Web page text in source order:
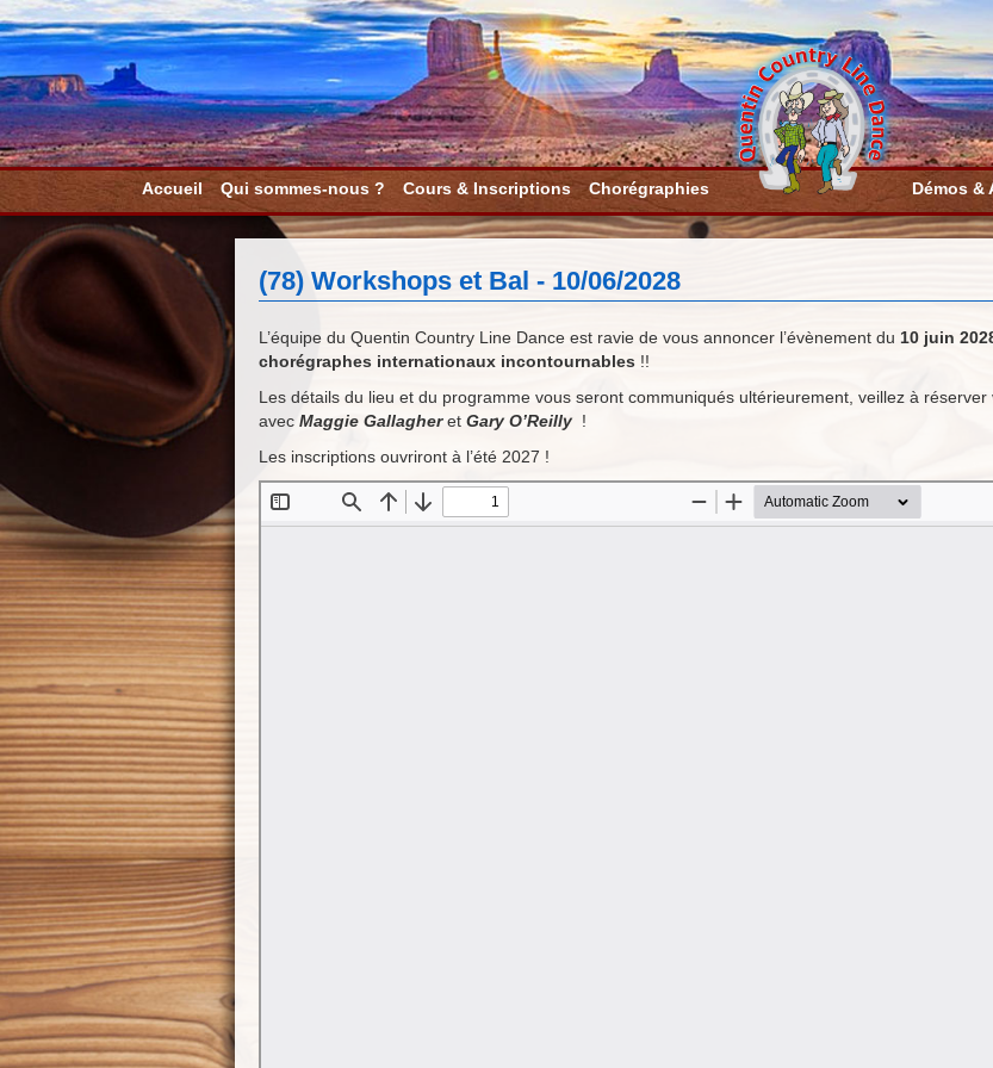
Accueil Qui sommes-nous ? Cours & Inscriptions Chorégraphies Démos &
(78) Workshops et Bal - 10/06/2028
L’équipe du Quentin Country Line Dance est ravie de vous annoncer l’évènement du 10 juin
chorégraphes internationaux incontournables !!
Les détails du lieu et du programme vous seront communiqués ultérieurement, veillez à
avec Maggie Gallagheret Gary O’Reilly !
Les inscriptions ouvriront à l’été 2027 !